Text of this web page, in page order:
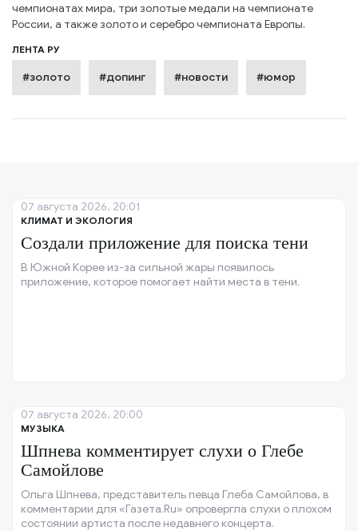
чемпионатах мира, три золотые медали на чемпионате
России, а также золото и серебро чемпионата Европы.
ЛЕНТА РУ
#золото #допинг #новости #юмор
КЛИМАТ И ЭКОЛОГИЯ
Создали приложение для поиска тени
В Южной Корее из-за сильной жары появилось
приложение, которое помогает найти места в тени.
07 августа 2026, 20:01
МУЗЫКА
Шпнева комментирует слухи о Глебе
Самойлове
Ольга Шпнева, представитель певца Глеба Самойлова, в
комментарии для «Газета.Ru» опровергла слухи о плохом
состоянии артиста после недавнего концерта.
07 августа 2026, 20:00